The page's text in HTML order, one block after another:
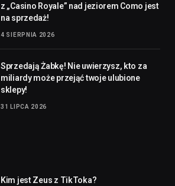
z „Casino Royale” nad jeziorem Como jest
na sprzedaż!
4 SIERPNIA 2026
Sprzedają Żabkę! Nie uwierzysz, kto za
miliardy może przejąć twoje ulubione
sklepy!
31 LIPCA 2026
Kim jest Zeus z TikToka?